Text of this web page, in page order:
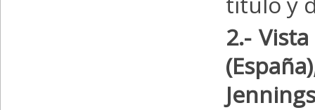
2.-